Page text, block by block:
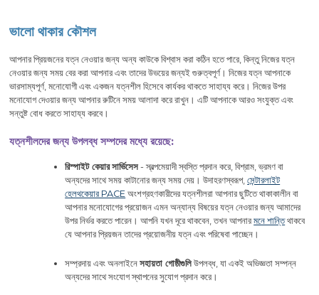
ভালো থাকার কৌশল
আপনার প্রিয়জনের যত্ন নেওয়ার জন্য অন্য কাউকে বিশ্বাস করা কঠিন হতে পারে, কিন্তু নিজের যত্ন
নেওয়ার জন্য সময় বের করা আপনার এবং তাদের উভয়ের জন্যই গুরুত্বপূর্ণ। নিজের যত্ন আপনাকে
ভারসাম্যপূর্ণ, মনোযোগী এবং একজন যত্নশীল হিসেবে কার্যকর থাকতে সাহায্য করে। নিজের উপর
মনোযোগ দেওয়ার জন্য আপনার রুটিনে সময় আলাদা করে রাখুন। এটি আপনাকে আরও সংযুক্ত এবং
সন্তুষ্ট বোধ করতে সাহায্য করবে।
যত্নশীলদের জন্য উপলব্ধ সম্পদের মধ্যে রয়েছে:
রিস্পাইট কেয়ার সার্ভিসেস - স্বল্পমেয়াদী স্বস্তি প্রদান করে, বিশ্রাম, ভ্রমণ বা
অন্যদের সাথে সময় কাটানোর জন্য সময় দেয়। উদাহরণস্বরূপ,সেন্টারলাইট
হেলথকেয়ার PACE অংশগ্রহণকারীদের যত্নশীলরা আপনার ছুটিতে থাকাকালীন বা
আপনার মনোযোগের প্রয়োজন এমন অন্যান্য বিষয়ের যত্ন নেওয়ার জন্য আমাদের
উপর নির্ভর করতে পারেন। আপনি যখন দূরে থাকবেন, তখন আপনারমনে শান্তিথাকবে
যে আপনার প্রিয়জন তাদের প্রয়োজনীয় যত্ন এবং পরিষেবা পাচ্ছেন।
সম্প্রদায় এবং অনলাইনেসহায়তা গোষ্ঠীগুলি উপলব্ধ, যা একই অভিজ্ঞতা সম্পন্ন
অন্যদের সাথে সংযোগ স্থাপনের সুযোগ প্রদান করে।